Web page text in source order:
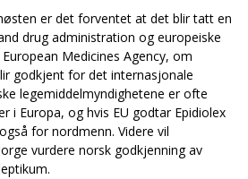
er det forventet at det blir tatt en
drug administration og europeiske
Medicines Agency, om
godkjent for det internasjonale
legemiddelmyndighetene er ofte
i Europa, og hvis EU godtar Epidiolex
for nordmenn. Videre vil
vurdere norsk godkjenning av